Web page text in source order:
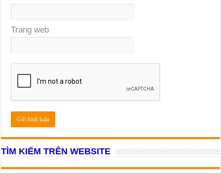
Trang web
TÌM KIẾM TRÊN WEBSITE